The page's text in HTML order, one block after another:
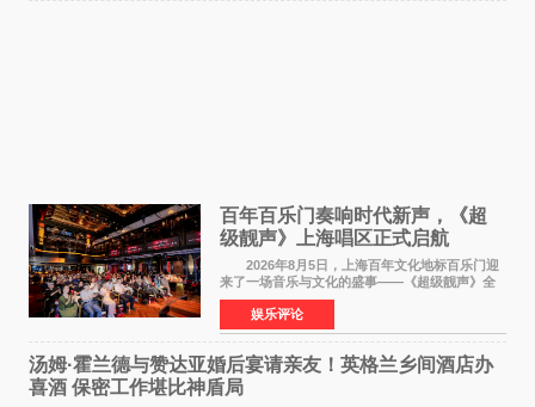
百年百乐门奏响时代新声，《超
级靓声》上海唱区正式启航
2026年8月5日，上海百年文化地标百乐门迎
来了一场音乐与文化的盛事——《超级靓声》全
国励志音乐公益节目上海唱区新闻发布会暨启动
仪式在此隆重举行。各界领导、嘉宾与媒体朋友
齐聚一堂，共同
娱乐评论
汤姆·霍兰德与赞达亚婚后宴请亲友！英格兰乡间酒店办
喜酒 保密工作堪比神盾局